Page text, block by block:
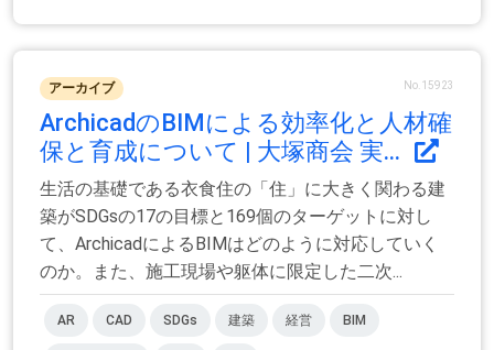
アーカイブ No.15923
ArchicadのBIMによる効率化と人材確
保と育成について | 大塚商会 実...
生活の基礎である衣食住の「住」に大きく関わる建
築がSDGsの17の目標と169個のターゲットに対し
て、ArchicadによるBIMはどのように対応していく
のか。また、施工現場や躯体に限定した二次...
AR CAD SDGs 建築 経営 BIM